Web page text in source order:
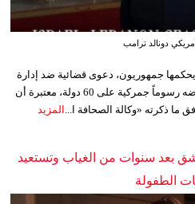
دونالد ترامب
اثنتان يحكمها جمهوريون، دعوى قضائية ضد إدارة
دونالد ترمب، الاثنين، على خلفية فرضه رسوماً جمركية على 60 دولة، معتبرة أن
ما ذكرته «وكالة الصحافة ا...
المزيد
بعد سنوات من الغياب وتستعيد
الطفولة